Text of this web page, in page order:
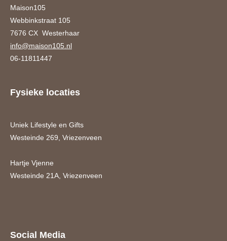
Maison105
Webbinkstraat 105
7676 CX Westerhaar
info@maison105.nl
06-11811447
Fysieke locaties
Uniek Lifestyle en Gifts
Westeinde 269, Vriezenveen
Hartje Vjenne
Westeinde 21A, Vriezenveen
Social Media